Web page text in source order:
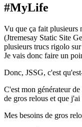
#MyLife
Vu que ça fait plusieurs
(Jtremesay Static Site
plusieurs trucs rigolo
Je vais donc faire un
Donc, JSSG, c'est
C'est mon générateur
de gros relous et que
Mes besoins de gros